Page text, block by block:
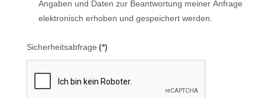
Angaben und Daten zur Beantwortung meiner Anfrage
elektronisch erhoben und gespeichert werden.
Sicherheitsabfrage (*)